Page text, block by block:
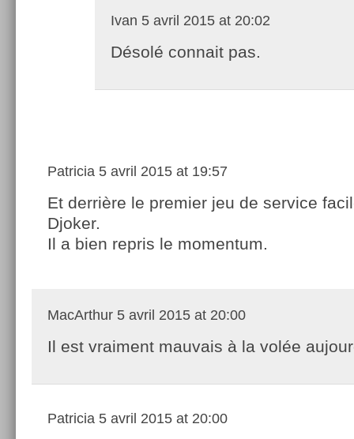
Ivan 5 avril 2015 at 20:02
Désolé connait pas.
Patricia 5 avril 2015 at 19:57
Et derrière le premier jeu de service
Djoker.
Il a bien repris le momentum.
MacArthur 5 avril 2015 at 20:00
Il est vraiment mauvais à la volée
Patricia 5 avril 2015 at 20:00